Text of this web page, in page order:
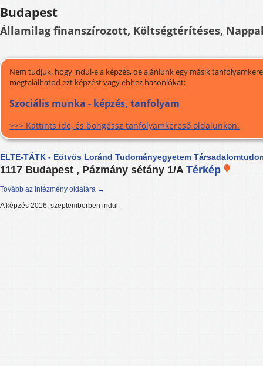
Budapest
Államilag finanszírozott, Költségtérítéses,
Nem tudjuk, hogy indul-e a képzés, de ajánlunk egy másik
megtalálhatod ezt képzést vagy ehhez hasonlókat:
Szociális munka - képzés, tanfolyam
>>> Kattints ide, és böngéssz tanfolyamkereső oldalunkon.
ELTE-TÁTK - Eötvös Loránd Tudományegyetem
1117 Budapest , Pázmány sétány 1/A Térkép
Tovább az intézmény oldalára →
A képzés 2016. szeptemberben indul.